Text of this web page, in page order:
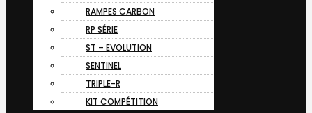
RAMPES CARBON
RP SÉRIE
ST – EVOLUTION
SENTINEL
TRIPLE-R
KIT COMPÉTITION